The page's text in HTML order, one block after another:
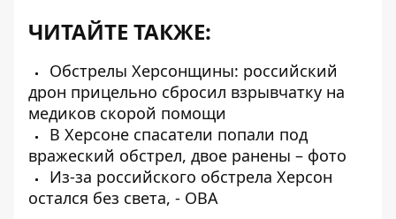
ЧИТАЙТЕ ТАКЖЕ:
Обстрелы Херсонщины: российский
дрон прицельно сбросил взрывчатку на
медиков скорой помощи
В Херсоне спасатели попали под
вражеский обстрел, двое ранены – фото
Из-за российского обстрела Херсон
остался без света, - ОВА